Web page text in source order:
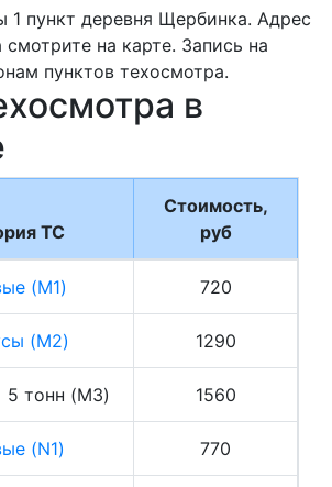
1 пункт деревня Щербинка. Адрес
на карте. Запись на
пунктов техосмотра.
в
ТС
Стоимость,
руб
(M1) 720
(M2) 1290
тонн (M3) 1560
(N1) 770